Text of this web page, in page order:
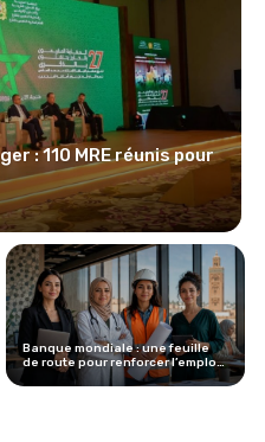
: 110 MRE réunis pour
Banque mondiale : une feuille
de route pour renforcer l’emploi
des femmes au Maroc